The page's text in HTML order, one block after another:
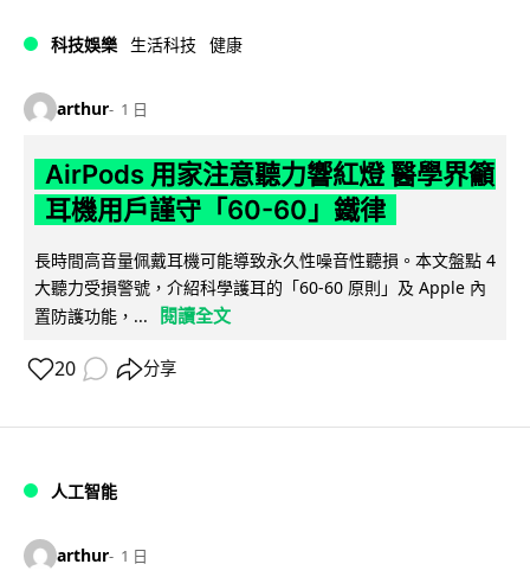
科技娛樂 生活科技 健康
arthur 1 日
AirPods 用家注意聽力響紅燈 醫學界籲
耳機用戶謹守「60-60」鐵律
長時間高音量佩戴耳機可能導致永久性噪音性聽損。本文盤點 4
大聽力受損警號，介紹科學護耳的「60-60 原則」及 Apple 內
置防護功能，...
閱讀全文
20 分享
人工智能
arthur 1 日